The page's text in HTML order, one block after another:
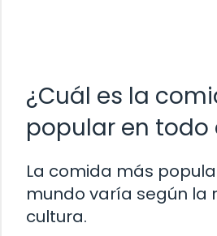
¿Cuál es la
popular en todo
La comida más
mundo varía según la
cultura.